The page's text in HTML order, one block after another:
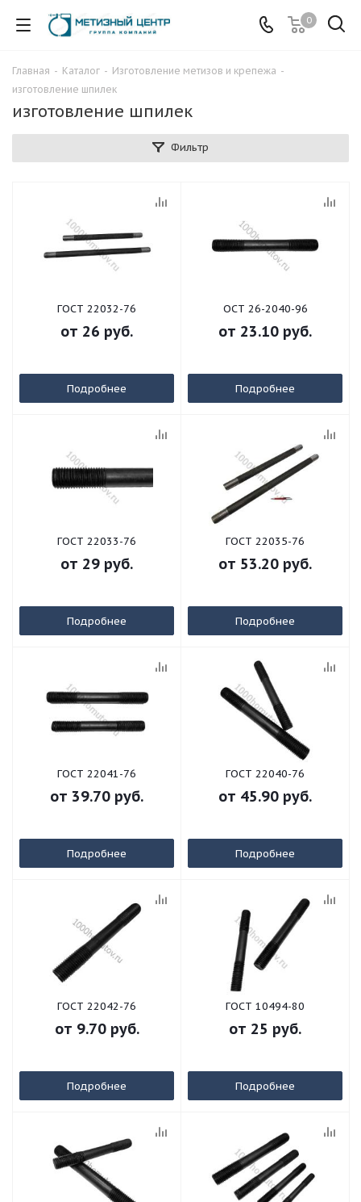
0
Главная - Каталог - Изготовление метизов и крепежа -
изготовление шпилек
изготовление шпилек
Фильтр
ГОСТ 22032-76
от 26 руб.
Подробнее
ОСТ 26-2040-96
от 23.10 руб.
Подробнее
ГОСТ 22033-76
от 29 руб.
Подробнее
ГОСТ 22035-76
от 53.20 руб.
Подробнее
ГОСТ 22041-76
от 39.70 руб.
Подробнее
ГОСТ 22040-76
от 45.90 руб.
Подробнее
ГОСТ 22042-76
от 9.70 руб.
Подробнее
ГОСТ 10494-80
от 25 руб.
Подробнее